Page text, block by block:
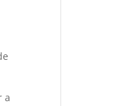
a